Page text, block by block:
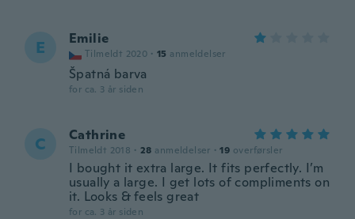
E Emilie
Tilmeldt 2020 · 15 anmeldelser
Špatná barva
for ca. 3 år siden
C Cathrine
Tilmeldt 2018 · 28 anmeldelser · 19 overførsler
I bought it extra large. It fits perfectly. I’m
usually a large. I get lots of compliments on
it. Looks & feels great
for ca. 3 år siden